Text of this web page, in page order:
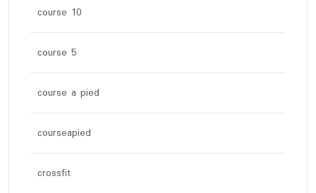
course 10
course 5
course a pied
courseapied
crossfit